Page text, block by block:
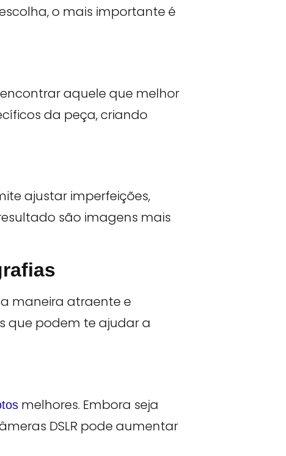
o mais importante é
aquele que melhor
da peça, criando
ajustar imperfeições,
são imagens mais
maneira atraente e
que podem te ajudar a
melhores. Embora seja
DSLR pode aumentar